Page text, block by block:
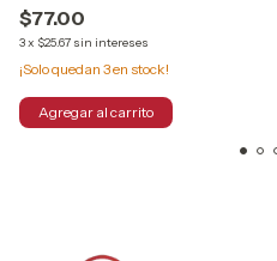
$77.00
3x $25.67 sin intereses
¡Solo quedan 3en stock!